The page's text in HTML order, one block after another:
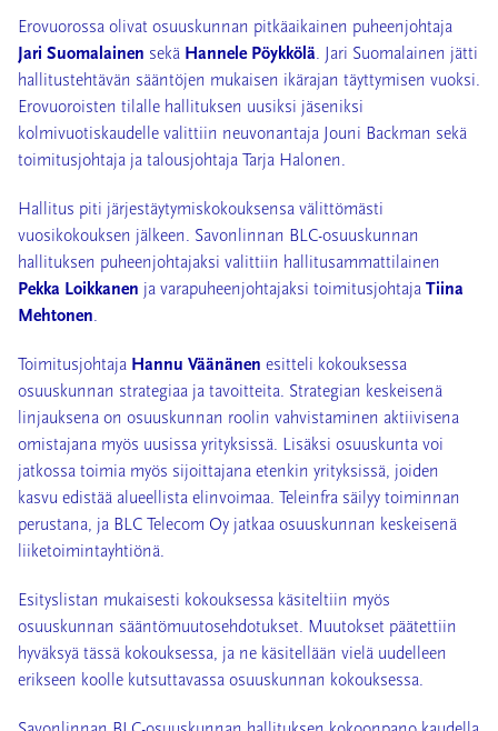
Erovuorossa olivat osuuskunnan pitkäaikainen puheenjohtaja
Jari Suomalainen sekä Hannele Pöykkölä. Jari Suomalainen jätti
hallitustehtävän sääntöjen mukaisen ikärajan täyttymisen vuoksi.
Erovuoroisten tilalle hallituksen uusiksi jäseniksi
kolmivuotiskaudelle valittiin neuvonantaja Jouni Backman sekä
toimitusjohtaja ja talousjohtaja Tarja Halonen.
Hallitus piti järjestäytymiskokouksensa välittömästi
vuosikokouksen jälkeen. Savonlinnan BLC-osuuskunnan
hallituksen puheenjohtajaksi valittiin hallitusammattilainen
Pekka Loikkanen ja varapuheenjohtajaksi toimitusjohtaja Tiina
Mehtonen.
Toimitusjohtaja Hannu Väänänen esitteli kokouksessa
osuuskunnan strategiaa ja tavoitteita. Strategian keskeisenä
linjauksena on osuuskunnan roolin vahvistaminen aktiivisena
omistajana myös uusissa yrityksissä. Lisäksi osuuskunta voi
jatkossa toimia myös sijoittajana etenkin yrityksissä, joiden
kasvu edistää alueellista elinvoimaa. Teleinfra säilyy toiminnan
perustana, ja BLC Telecom Oy jatkaa osuuskunnan keskeisenä
liiketoimintayhtiönä.
Esityslistan mukaisesti kokouksessa käsiteltiin myös
osuuskunnan sääntömuutosehdotukset. Muutokset päätettiin
hyväksyä tässä kokouksessa, ja ne käsitellään vielä uudelleen
erikseen koolle kutsuttavassa osuuskunnan kokouksessa.